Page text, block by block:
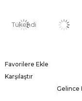
Tükendi
Favorilere Ekle
Karşılaştır
Gelince